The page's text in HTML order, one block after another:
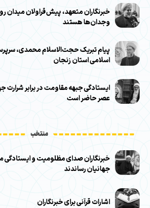
خبرنگاران متعهد، پیش‌قراولان میدان
وجدان‌ها هستند
پیام تبریک حجت‌الاسلام محمدی،
اسلامی استان زنجان
ایستادگی جبهه مقاومت در برابر شرارت
عصر حاضر است
منتخب
خبرنگاران صدای مظلومیت و ایستادگی
جهانیان رساندند
اشارات قرآنی برای خبرنگاران